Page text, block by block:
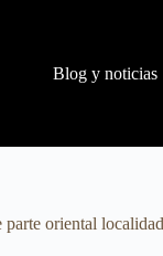
Blog y noticias
oriental